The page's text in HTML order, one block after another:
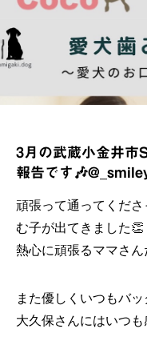
3月の武蔵小金井市
報告です🎶
頑張って通ってくだ
む子が出てきました👏
熱心に頑張るママさん
また優しくいつもバ
大久保さんにはいつも